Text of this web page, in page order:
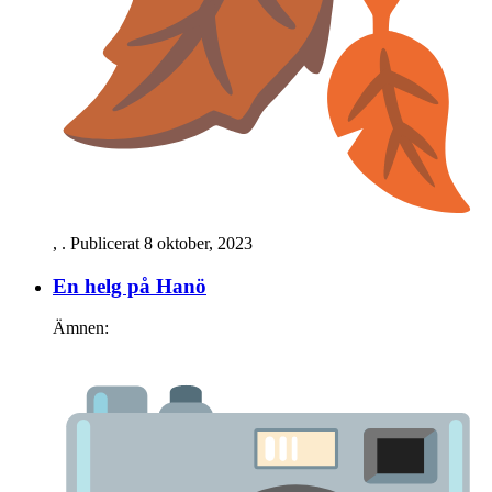
, . Publicerat 8 oktober, 2023
En helg på Hanö
Ämnen: